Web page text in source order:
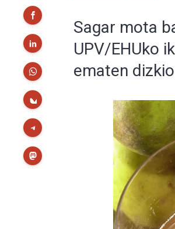
Sagar mota
UPV/EHUko
ematen